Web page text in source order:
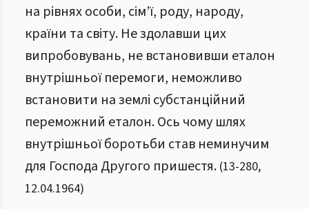
на рівнях особи, сім’ї, роду, народу,
країни та світу. Не здолавши цих
випробовувань, не встановивши еталон
внутрішньої перемоги, неможливо
встановити на землі субстанційний
переможний еталон. Ось чому шлях
внутрішньої боротьби став неминучим
для Господа Другого пришестя. (13-280,
12.04.1964)